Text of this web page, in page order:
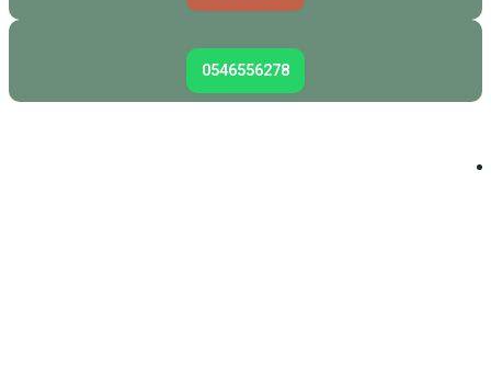
0546556278